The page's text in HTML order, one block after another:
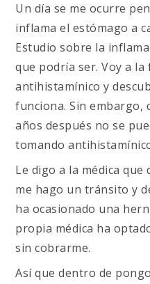
Un día se me ocurre
inflama el estómago a
Estudio sobre la
que podría ser. Voy a
antihistamínico y
funciona. Sin embargo,
años después no se
tomando
Le digo a la médica
me hago un tránsito y
ha ocasionado una
propia médica ha
sin cobrarme.
Así que dentro de